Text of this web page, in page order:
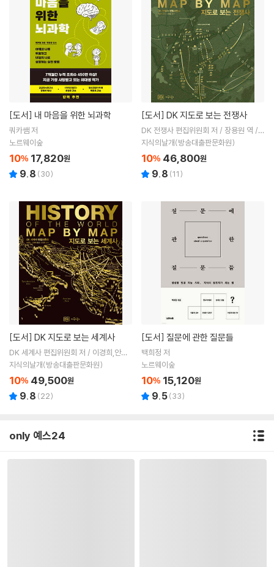
[도서] 내 마음을 위한 뇌과학
쿼카쌤 저
노르웨이숲
10% 17,820원
9.8 (30)
[도서] DK 지도로 보는 전쟁사
DK 전쟁사 편집위원회 저 / 장용원 역 /
신효승 감수
지식의날개(방송대출판문화원)
10% 46,800원
9.8 (11)
[도서] DK 지도로 보는 세계사
DK 세계사 편집위원회 저 / 이경희,안종
희 역 / 소진형 감수
지식의날개(방송대출판문화원)
10% 49,500원
9.8 (22)
[도서] 질문에 관한 질문들
백희정 저
노르웨이숲
10% 15,120원
9.5(33)
only 예스24